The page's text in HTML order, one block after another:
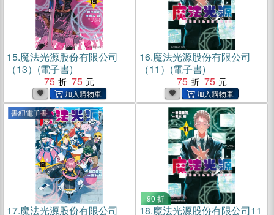
15.魔法光源股份有限公司
（13）(電子書)
75
75
16.魔法光源股份有限公司
（11）(電子書)
75
75
書紐電子書
17.魔法光源股份有限公司
90 折
18.魔法光源股份有限公司11